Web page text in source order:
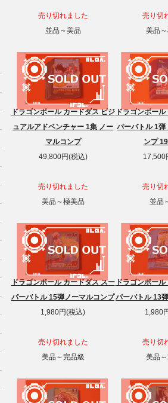
売り切れました
並品～美品
売り切
美品
ドラゴンボール カードダス ビジ
ュアルアドベンチャー 1集 ノー
マルコンプ
49,800円(税込)
売り切れました
美品～極美品
ドラゴンボー
パーバトル 1弾
ンプ
17,500
売り切
並品
ドラゴンボール カードダス スー
パーバトル 15弾ノーマルコンプ
1,980円(税込)
売り切れました
美品～完品級
ドラゴンボー
パーバトル 13
1,980
売り切
美品